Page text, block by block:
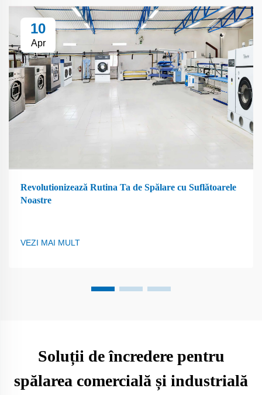
10
Apr
Revolutionizează Rutina Ta de Spălare cu Suflătoarele
Noastre
VEZI MAI MULT
Soluții de încredere pentru
spălarea comercială și industrială